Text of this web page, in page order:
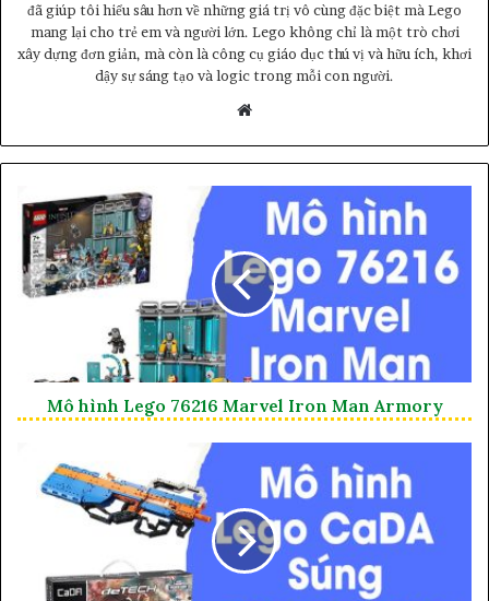
đã giúp tôi hiểu sâu hơn về những giá trị vô cùng đặc biệt mà Lego
mang lại cho trẻ em và người lớn. Lego không chỉ là một trò chơi
xây dựng đơn giản, mà còn là công cụ giáo dục thú vị và hữu ích, khơi
dậy sự sáng tạo và logic trong mỗi con người.
Mô hình Lego 76216 Marvel Iron Man Armory